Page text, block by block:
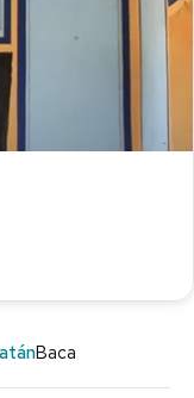
Baca